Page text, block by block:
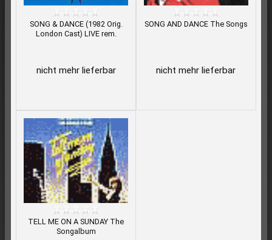
SONG & DANCE (1982 Orig.
London Cast) LIVE rem.
nicht mehr lieferbar
SONG AND DANCE The Songs
nicht mehr lieferbar
TELL ME ON A SUNDAY The
Songalbum